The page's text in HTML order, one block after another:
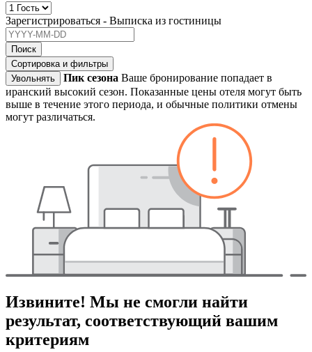
Зарегистрироваться - Выписка из гостиницы
Поиск
Сортировка и фильтры
Увольнять
Пик сезона Ваше бронирование попадает в
иранский высокий сезон. Показанные цены отеля могут быть
выше в течение этого периода, и обычные политики отмены
могут различаться.
Извините! Мы не смогли найти
результат, соответствующий вашим
критериям